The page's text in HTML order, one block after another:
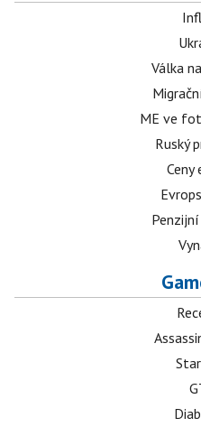
Válka
ME ve
Ruský
Ceny